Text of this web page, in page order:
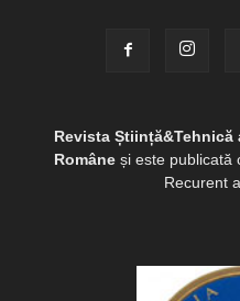
Revista Știință&Tehnică
Româneși este publicată
Recurent